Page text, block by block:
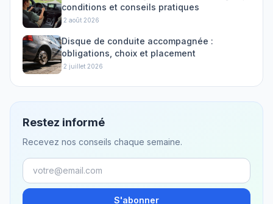
conditions et conseils pratiques
·2 août 2026
Disque de conduite accompagnée :
obligations, choix et placement
·2 juillet 2026
Restez informé
Recevez nos conseils chaque semaine.
S'abonner